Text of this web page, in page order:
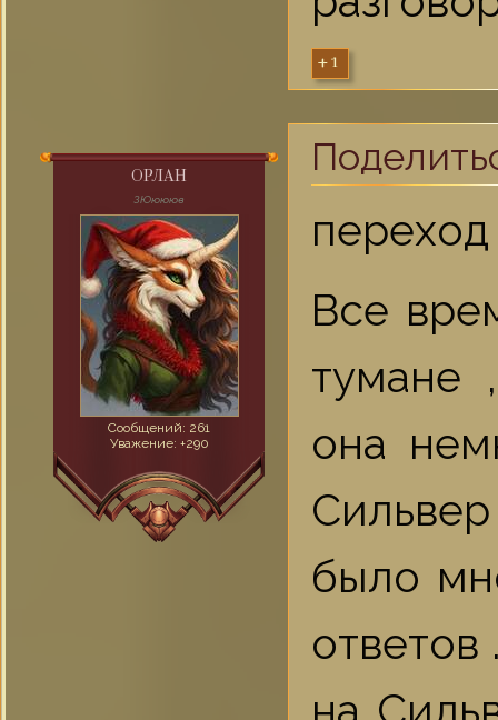
+1
ОРЛАН
ЗЮюююв
Сообщений: 261
Уважение: +290
Все
тумане
она
было